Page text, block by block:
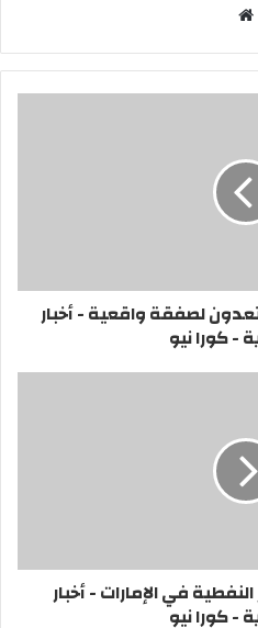
لصفقة واقعية - أخبار
- كورا نيو
في الإمارات - أخبار
- كورا نيو